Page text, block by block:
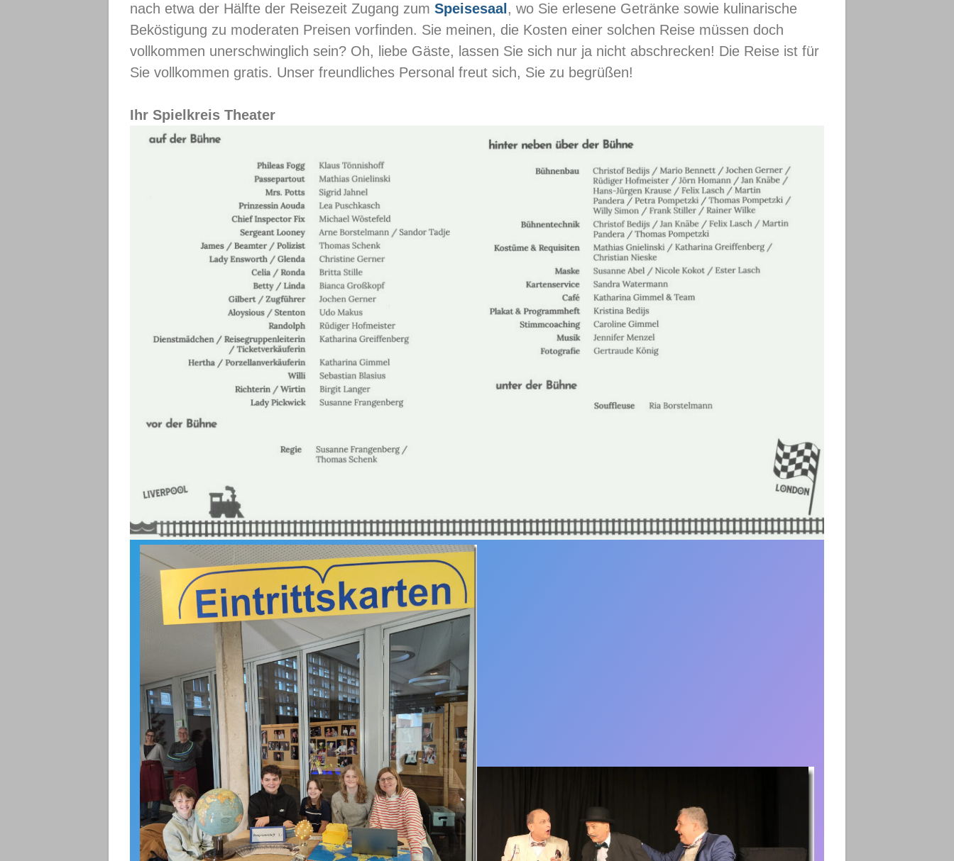
nach etwa der Hälfte der Reisezeit Zugang zum Speisesaal , wo Sie erlesene Getränke sowie kulinarische
Beköstigung zu moderaten Preisen vorfinden. Sie meinen, die Kosten einer solchen Reise müssen doch
vollkommen unerschwinglich sein? Oh, liebe Gäste, lassen Sie sich nur ja nicht abschrecken! Die Reise ist für
Sie vollkommen gratis. Unser freundliches Personal freut sich, Sie zu begrüßen!
Ihr Spielkreis Theater